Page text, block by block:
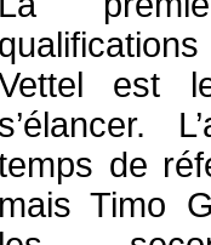
est
s’élancer.
de
mais Timo